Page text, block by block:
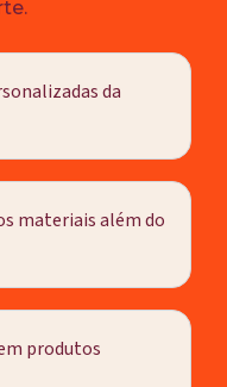
da
materiais além do
produtos